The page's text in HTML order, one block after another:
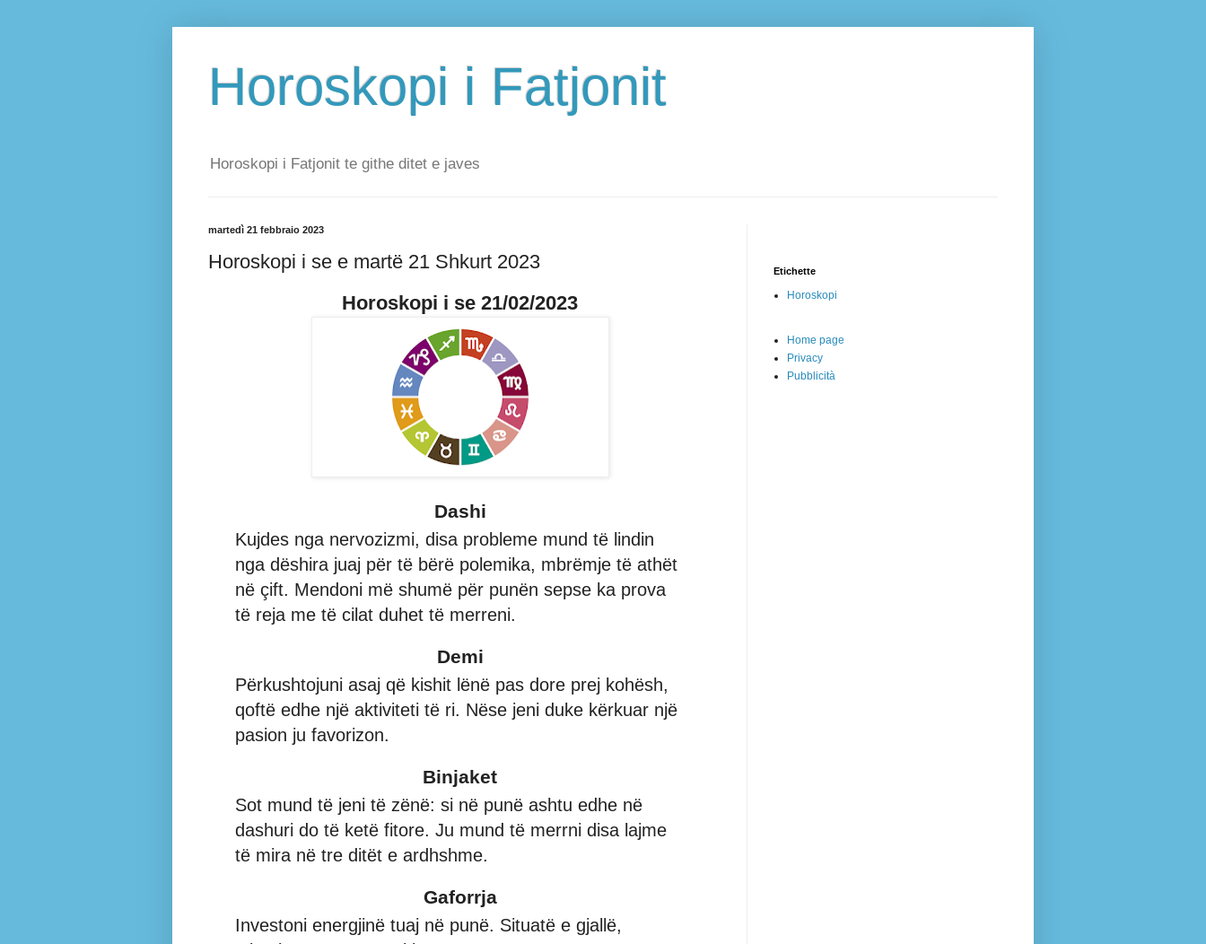
Horoskopi i Fatjonit
Horoskopi i Fatjonit te githe ditet e javes
martedì 21 febbraio 2023
Horoskopi i se e martë 21 Shkurt 2023
Horoskopi i se 21/02/2023
Dashi
Kujdes nga nervozizmi, disa probleme mund të lindin
nga dëshira juaj për të bërë polemika, mbrëmje të athët
në çift. Mendoni më shumë për punën sepse ka prova
të reja me të cilat duhet të merreni.
Demi
Përkushtojuni asaj që kishit lënë pas dore prej kohësh,
qoftë edhe një aktiviteti të ri. Nëse jeni duke kërkuar një
pasion ju favorizon.
Binjaket
Sot mund të jeni të zënë: si në punë ashtu edhe në
dashuri do të ketë fitore. Ju mund të merrni disa lajme
të mira në tre ditët e ardhshme.
Gaforrja
Investoni energjinë tuaj në punë. Situatë e gjallë,
Etichette
Horoskopi
Home page
Privacy
Pubblicità